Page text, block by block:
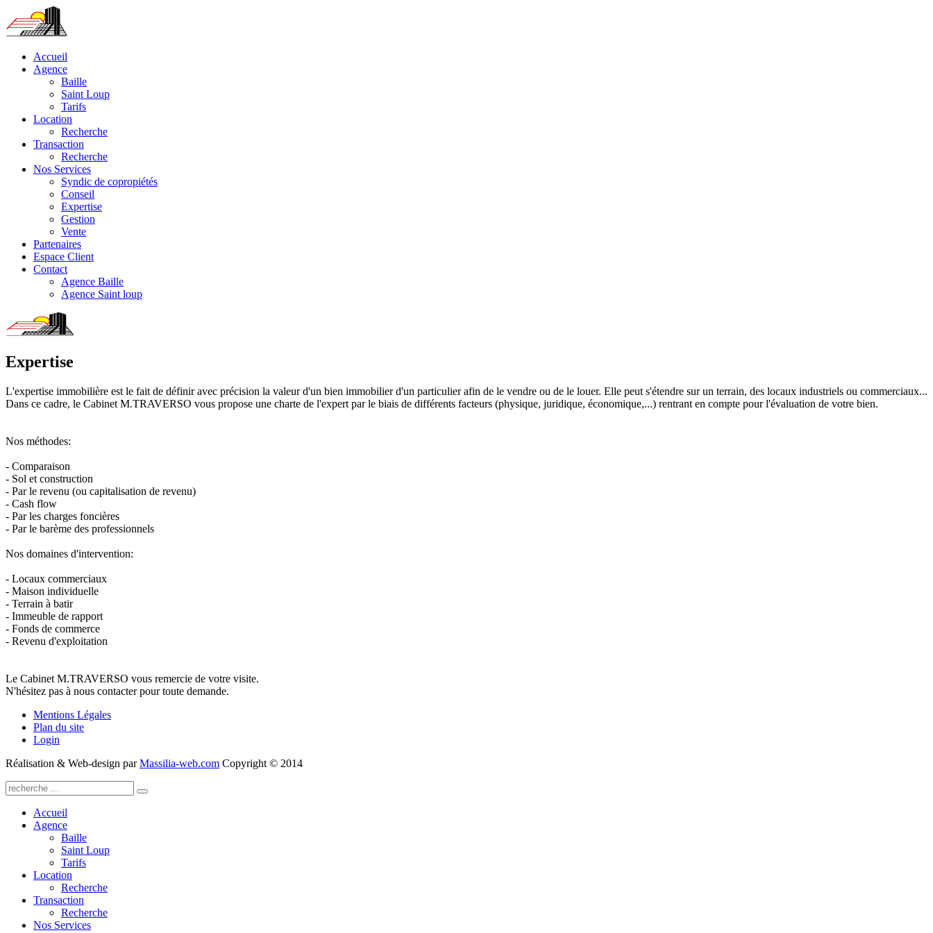
Accueil
Agence
Baille
Saint Loup
Tarifs
Location
Recherche
Transaction
Recherche
Nos Services
Syndic de copropiétés
Conseil
Expertise
Gestion
Vente
Partenaires
Espace Client
Contact
Agence Baille
Agence Saint loup
Expertise
L'expertise immobilière est le fait de définir avec précision la valeur d'un bien immobilier d'un particulier afin de le vendre ou de le louer. Elle peut s'étendre sur un terrain, des locaux industriels ou commerciaux...
Dans ce cadre, le Cabinet M.TRAVERSO vous propose une charte de l'expert par le biais de différents facteurs (physique, juridique, économique,...) rentrant en compte pour l'évaluation de votre bien.
Nos méthodes:
- Comparaison
- Sol et construction
- Par le revenu (ou capitalisation de revenu)
- Cash flow
- Par les charges foncières
- Par le barème des professionnels
Nos domaines d'intervention:
- Locaux commerciaux
- Maison individuelle
- Terrain à batir
- Immeuble de rapport
- Fonds de commerce
- Revenu d'exploitation
Le Cabinet M.TRAVERSO vous remercie de votre visite.
N'hésitez pas à nous contacter pour toute demande.
Mentions Légales
Plan du site
Login
Réalisation & Web-design parMassilia-web.com Copyright © 2014
Accueil
Agence
Baille
Saint Loup
Tarifs
Location
Recherche
Transaction
Recherche
Nos Services